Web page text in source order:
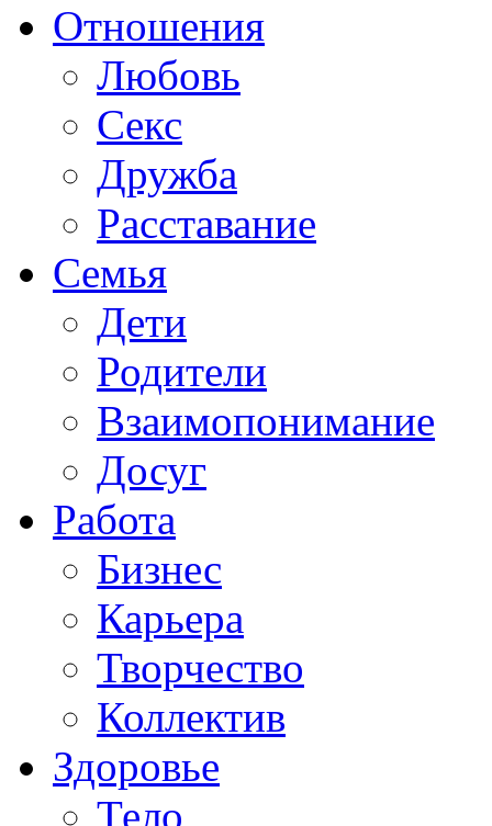
Отношения
Любовь
Секс
Дружба
Расставание
Семья
Дети
Родители
Взаимопонимание
Досуг
Работа
Бизнес
Карьера
Творчество
Коллектив
Здоровье
Тело